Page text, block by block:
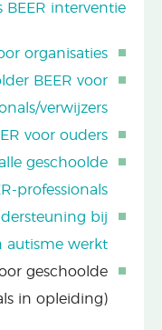
BEER interventie
organisaties
BEER voor
verwijzers
voor ouders
geschoolde
professionals
bij
autisme werkt
geschoolde
in opleiding).